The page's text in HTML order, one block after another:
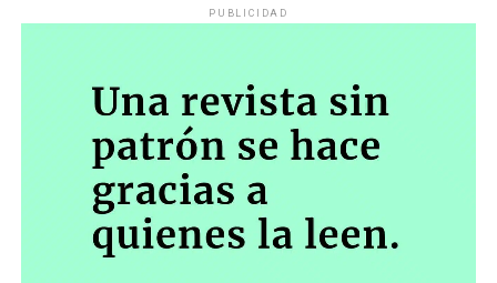
PUBLICIDAD